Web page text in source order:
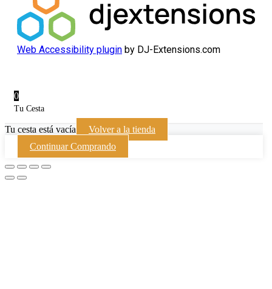
Web Accessibility plugin by DJ-Extensions.com
0
Tu Cesta
Tu cesta está vacía
Volver a la tienda
Continuar Comprando